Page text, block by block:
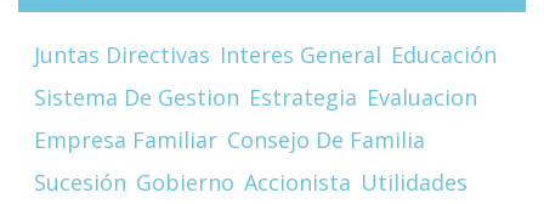
Juntas Directivas Interes General Educación
Sistema De Gestion Estrategia Evaluacion
Empresa Familiar Consejo De Familia
Sucesión Gobierno Accionista Utilidades